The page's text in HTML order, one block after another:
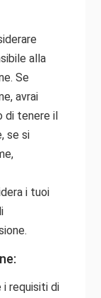
alla
Se
avrai
di tenere il
se si
i tuoi
i requisiti di